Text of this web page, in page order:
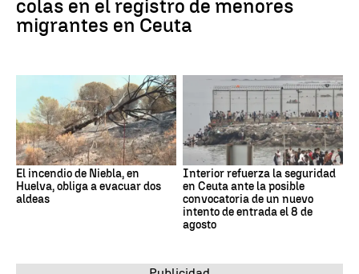
colas en el registro de menores
migrantes en Ceuta
El incendio de Niebla, en
Huelva, obliga a evacuar dos
aldeas
Interior refuerza la seguridad
en Ceuta ante la posible
convocatoria de un nuevo
intento de entrada el 8 de
agosto